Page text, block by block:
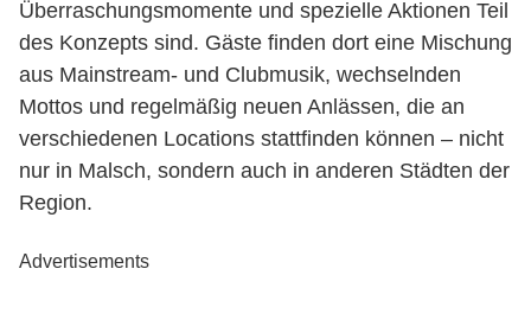
Überraschungsmomente und spezielle Aktionen Teil
des Konzepts sind. Gäste finden dort eine Mischung
aus Mainstream- und Clubmusik, wechselnden
Mottos und regelmäßig neuen Anlässen, die an
verschiedenen Locations stattfinden können – nicht
nur in Malsch, sondern auch in anderen Städten der
Region.
Advertisements